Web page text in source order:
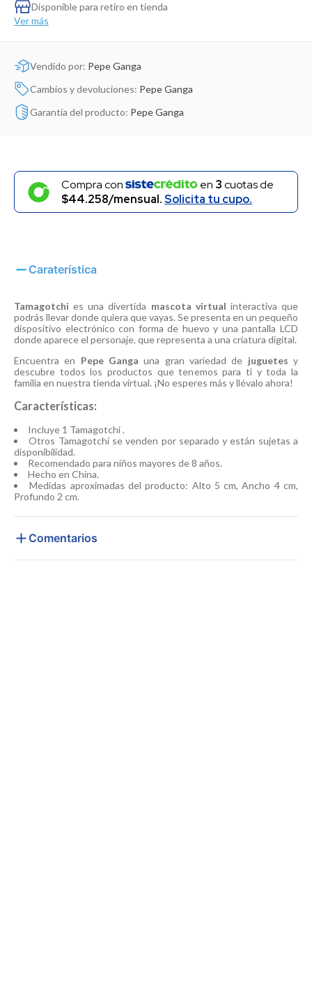
Disponible para retiro en tienda
Ver más
Vendido por: Pepe Ganga
Cambios y devoluciones: Pepe Ganga
Garantía del producto: Pepe Ganga
Compra con en 3cuotas de
$44.258/mensual.Solicita tu cupo.
Caraterística
Tamagotchi es una divertida mascota virtual interactiva que
podrás llevar donde quiera que vayas. Se presenta en un pequeño
dispositivo electrónico con forma de huevo y una pantalla LCD
donde aparece el personaje, que representa a una criatura digital.
Encuentra en Pepe Ganga una gran variedad de juguetes y
descubre todos los productos que tenemos para ti y toda la
familia en nuestra tienda virtual. ¡No esperes más y llévalo ahora!
Características:
Incluye 1 Tamagotchi .
Otros Tamagotchi se venden por separado y están sujetas a
disponibilidad.
Recomendado para niños mayores de 8 años.
Hecho en China.
Medidas aproximadas del producto: Alto 5 cm, Ancho 4 cm,
Profundo 2 cm.
Comentarios
Dinosaurio Juguete